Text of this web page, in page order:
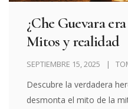
¿Che Guevara
Mitos y realidad
SEPTIEMBRE 15, 2025
Descubre la verdadera
desmonta el mito de la